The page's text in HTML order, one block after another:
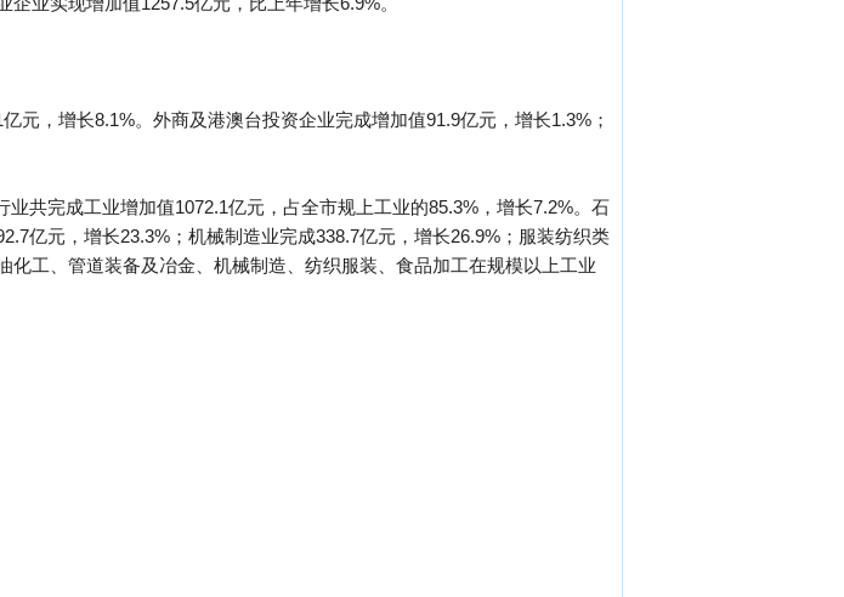
元，增长8.1%。外商及港澳台投资企业完成增加值91.9亿元，增长1.3%；
共完成工业增加值1072.1亿元，占全市规上工业的85.3%，增长7.2%。石
亿元，增长23.3%；机械制造业完成338.7亿元，增长26.9%；服装纺织类
工、管道装备及冶金、机械制造、纺织服装、食品加工在规模以上工业